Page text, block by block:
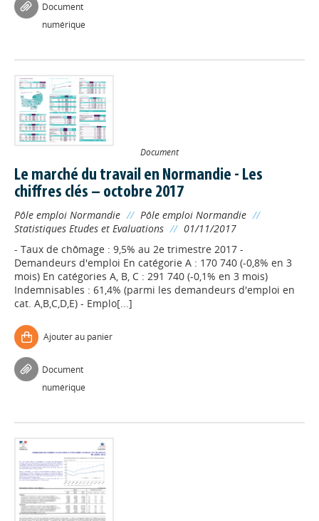
Document
numérique
Document
Le marché du travail en Normandie - Les
chiffres clés – octobre 2017
Pôle emploi Normandie // Pôle emploi Normandie //
Statistiques Etudes et Evaluations // 01/11/2017
- Taux de chômage : 9,5% au 2e trimestre 2017 -
Demandeurs d'emploi En catégorie A : 170 740 (‐0,8% en 3
mois) En catégories A, B, C : 291 740 (‐0,1% en 3 mois)
Indemnisables : 61,4% (parmi les demandeurs d'emploi en
cat. A,B,C,D,E) - Emplo[...]
Ajouter au panier
Document
numérique